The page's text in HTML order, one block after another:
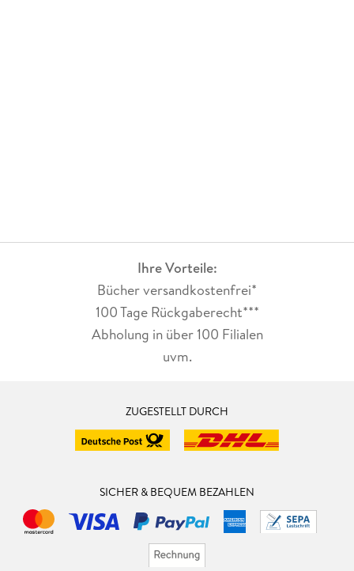
Ihre Vorteile:
Bücher versandkostenfrei*
100 Tage Rückgaberecht***
Abholung in über 100 Filialen
uvm.
ZUGESTELLT DURCH
SICHER & BEQUEM BEZAHLEN